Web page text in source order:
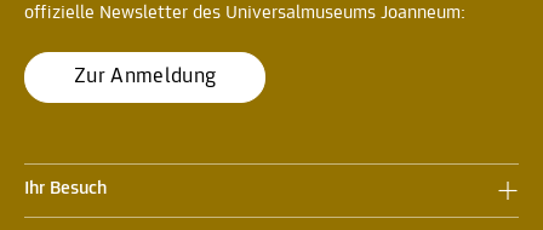
offizielle Newsletter des Universalmuseums Joanneum:
Zur Anmeldung
Ihr Besuch